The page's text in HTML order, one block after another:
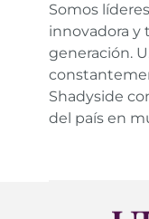
Obstructive
of Medicine.
Patients with
Therapy.
Somos
innovadora y
generación.
Shadyside
del país en